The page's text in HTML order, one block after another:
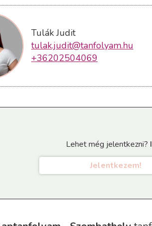
Tulák Judit
tulak.judit@tanfolyam.hu
+36202504069
Lehet még jelentkezni?
Jelentkezem!